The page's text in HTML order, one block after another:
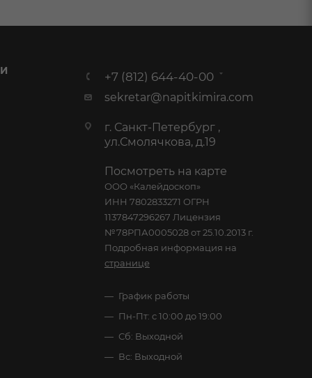
+7 (812) 644-40-00
sekretar@napitkimira.com
г. Санкт-Петербург ,
ул.Смолячкова, д.19
Посмотреть на карте
ООО «Калейдоскоп»
ИНН 7802833271 ОГРН
1137847296267 Лицензия
№78РПА0005028 от 25.10.2013 г.
Подробная информация на
странице
График работы
Пн-Пт: с 10:00 до 19:00
Сб: Выходной
Вс: Выходной